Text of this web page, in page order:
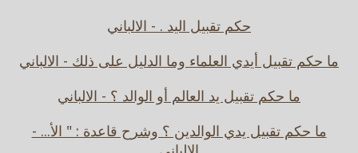
حكم تقبيل اليد . - الالباني
ما حكم تقبيل أيدي العلماء وما الدليل على ذلك - الالباني
ما حكم تقبيل يد العالم أو الوالد ؟ - الالباني
ما حكم تقبيل يدي الوالدين ؟ وشرح قاعدة : " الأ... -